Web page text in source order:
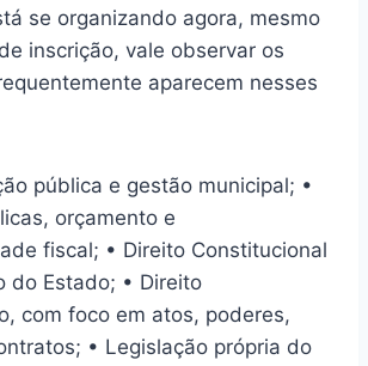
se organizando agora, mesmo
inscrição, vale observar os
aparecem nesses
pública e gestão municipal; •
orçamento e
fiscal; • Direito Constitucional
do Estado; • Direito
com foco em atos, poderes,
• Legislação própria do